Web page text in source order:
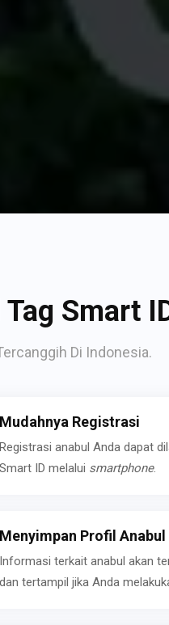
Smart
Di Indonesia.
Mudahnya Registrasi
Registrasi anabul Anda dapat
Smart ID melalui smartphone.
Menyimpan Profil Anabul
Informasi terkait anabul akan
dan tertampil jika Anda